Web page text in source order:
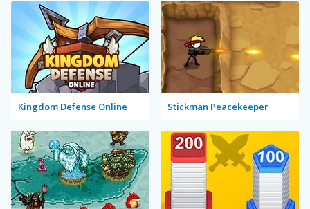
Kingdom Defense Online Stickman Peacekeeper